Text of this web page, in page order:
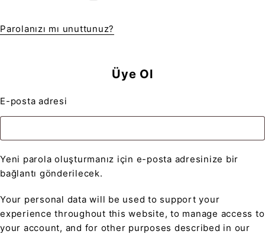
Parolanızı mı unuttunuz?
Üye Ol
E-posta adresi
Yeni parola oluşturmanız için e-posta adresinize bir
bağlantı gönderilecek.
Your personal data will be used to support your
experience throughout this website, to manage access to
your account, and for other purposes described in our